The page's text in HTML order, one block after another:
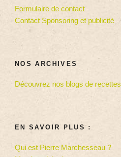
Formulaire de contact
Contact Sponsoring et publicité
NOS ARCHIVES
Découvrez nos blogs de recettes
EN SAVOIR PLUS :
Qui est Pierre Marchesseau ?